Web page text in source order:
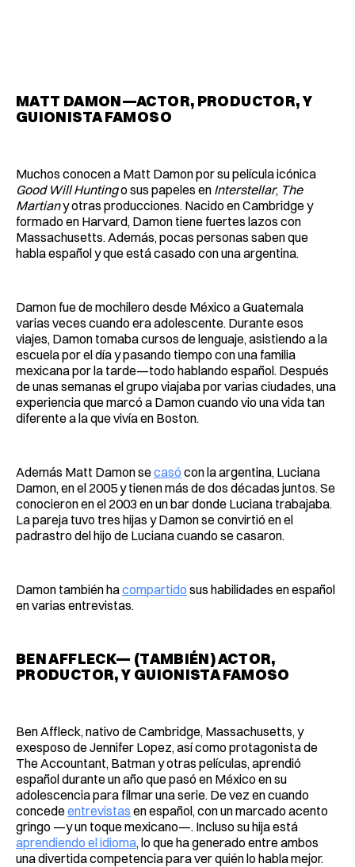
MATT DAMON—ACTOR, PRODUCTOR, Y
GUIONISTA FAMOSO
Muchos conocen a Matt Damon por su película icónica
Good Will Huntingo sus papeles en Interstellar, The
Martiany otras producciones. Nacido en Cambridge y
formado en Harvard, Damon tiene fuertes lazos con
Massachusetts. Además, pocas personas saben que
habla español y que está casado con una argentina.
Damon fue de mochilero desde México a Guatemala
varias veces cuando era adolescente. Durante esos
viajes, Damon tomaba cursos de lenguaje, asistiendo a la
escuela por el día y pasando tiempo con una familia
mexicana por la tarde—todo hablando español. Después
de unas semanas el grupo viajaba por varias ciudades, una
experiencia que marcó a Damon cuando vio una vida tan
diferente a la que vivía en Boston.
Además Matt Damon secasó con la argentina, Luciana
Damon, en el 2005 y tienen más de dos décadas juntos. Se
conocieron en el 2003 en un bar donde Luciana trabajaba.
La pareja tuvo tres hijas y Damon se convirtió en el
padrastro del hijo de Luciana cuando se casaron.
Damon también hacompartido sus habilidades en español
en varias entrevistas.
BEN AFFLECK— (TAMBIÉN) ACTOR,
PRODUCTOR, Y GUIONISTA FAMOSO
Ben Affleck, nativo de Cambridge, Massachusetts, y
exesposo de Jennifer Lopez, así como protagonista de
The Accountant, Batman y otras películas, aprendió
español durante un año que pasó en México en su
adolescencia para filmar una serie. De vez en cuando
concedeentrevistas en español, con un marcado acento
gringo —y un toque mexicano—. Incluso su hija está
aprendiendo el idioma, lo que ha generado entre ambos
una divertida competencia para ver quién lo habla mejor.